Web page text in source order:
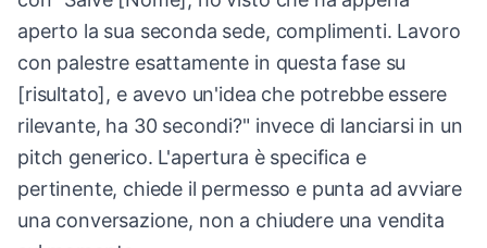
aperto la sua seconda sede, complimenti. Lavoro
con palestre esattamente in questa fase su
[risultato], e avevo un'idea che potrebbe essere
rilevante, ha 30 secondi?" invece di lanciarsi in un
pitch generico. L'apertura è specifica e
pertinente, chiede il permesso e punta ad avviare
una conversazione, non a chiudere una vendita